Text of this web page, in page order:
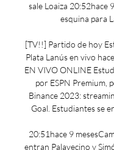
sale Loaiza 20:52hace
esquina para
[TV!!] Partido de hoy
Plata Lanús en vivo
EN VIVO ONLINE
por ESPN Premium,
Binance 2023:
Goal. Estudiantes se
20:51hace 9
entran Palavecino y